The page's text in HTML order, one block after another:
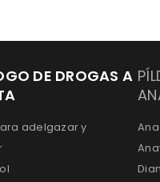
DE DROGAS A
adelgazar y